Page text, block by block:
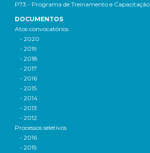
P73 - Programa de Treinamento e Capacitação
DOCUMENTOS
Atos convocatórios
- 2020
- 2019
- 2018
- 2017
- 2016
- 2015
- 2014
- 2013
- 2012
Processos seletivos
- 2016
- 2015